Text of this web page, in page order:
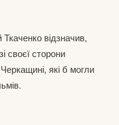
відзначив,
своєї сторони
які б могли